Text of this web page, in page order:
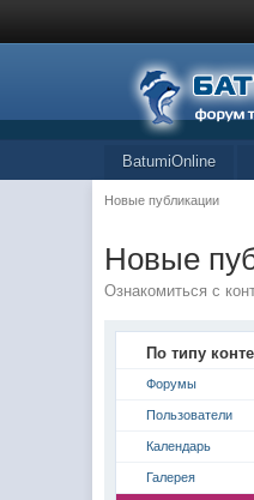
BatumiOnline
Новые публикации
Новые
Ознакомиться с
По типу
Форумы
Пользователи
Календарь
Галерея